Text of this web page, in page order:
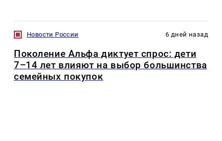
Новости России 6 дней назад
Поколение Альфа диктует спрос: дети
7–14 лет влияют на выбор большинства
семейных покупок